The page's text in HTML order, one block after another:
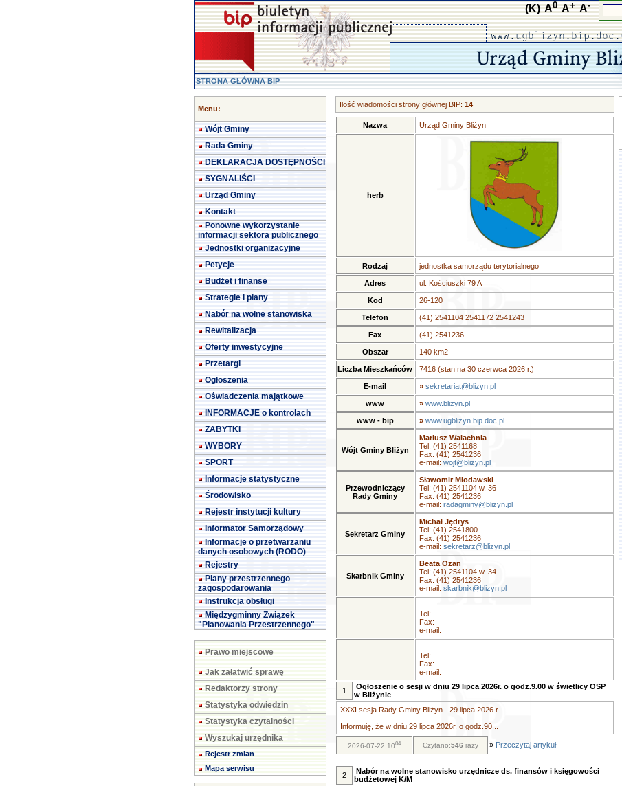
(K) A0 A+ A-
STRONA GŁÓWNA BIP
Menu:
Wójt Gminy
Rada Gminy
DEKLARACJA DOSTĘPNOŚCI
SYGNALIŚCI
Urząd Gminy
Kontakt
Ponowne wykorzystanie
informacji sektora publicznego
Jednostki organizacyjne
Petycje
Budżet i finanse
Strategie i plany
Nabór na wolne stanowiska
Rewitalizacja
Oferty inwestycyjne
Przetargi
Ogłoszenia
Oświadczenia majątkowe
INFORMACJE o kontrolach
ZABYTKI
WYBORY
SPORT
Informacje statystyczne
Środowisko
Rejestr instytucji kultury
Informator Samorządowy
Informacje o przetwarzaniu
danych osobowych (RODO)
Rejestry
Plany przestrzennego
zagospodarowania
Instrukcja obsługi
Międzygminny Związek
"Planowania Przestrzennego"
Prawo miejscowe
Jak załatwić sprawę
Redaktorzy strony
Statystyka odwiedzin
Statystyka czytalności
Wyszukaj urzędnika
Rejestr zmian
Mapa serwisu
Ilość wiadomości strony głównej BIP: 14
Nazwa Urząd Gminy Bliżyn
herb
Rodzaj jednostka samorządu terytorialnego
Adres ul. Kościuszki 79 A
Kod 26-120
Telefon (41) 2541104 2541172 2541243
Fax (41) 2541236
Obszar 140 km2
Liczba Mieszkańców 7416 (stan na 30 czerwca 2026 r.)
E-mail » sekretariat@blizyn.pl
www » www.blizyn.pl
www - bip » www.ugblizyn.bip.doc.pl
Wójt Gminy Bliżyn
Mariusz Walachnia
Tel: (41) 2541168
Fax: (41) 2541236
e-mail: wojt@blizyn.pl
Przewodniczący
Rady Gminy
Sławomir Młodawski
Tel: (41) 2541104 w. 36
Fax: (41) 2541236
e-mail: radagminy@blizyn.pl
Sekretarz Gminy
Michał Jędrys
Tel: (41) 2541800
Fax: (41) 2541236
e-mail: sekretarz@blizyn.pl
Skarbnik Gminy
Beata Ozan
Tel: (41) 2541104 w. 34
Fax: (41) 2541236
e-mail: skarbnik@blizyn.pl
Tel:
Fax:
e-mail:
Tel:
Fax:
e-mail:
1
Ogłoszenie o sesji w dniu 29 lipca 2026r. o godz.9.00 w świetlicy OSP
w Bliżynie
XXXI sesja Rady Gminy Bliżyn - 29 lipca 2026 r.
Informuję, że w dniu 29 lipca 2026r. o godz.90...
2026-07-22 1004 Czytano:546 razy » Przeczytaj artykuł
2
Nabór na wolne stanowisko urzędnicze ds. finansów i księgowości
budżetowej K/M